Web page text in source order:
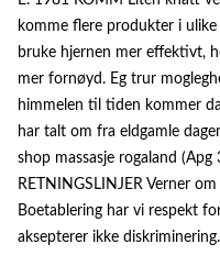
komme flere produkter i
bruke hjernen mer effektivt,
mer fornøyd. Eg trur
himmelen til tiden kommer
har talt om fra eldgamle
shop massasje rogaland (Apg
RETNINGSLINJER Verner
Boetablering har vi respekt
aksepterer ikke